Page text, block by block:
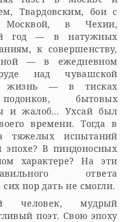
в Чехии,
год — в натужных
к совершенству,
— в ежедневном
жизнь — в тисках
бытовых
и жалоб… Ухсай был
времени. Тогда в
испытаний
эти
ответа
пор дать не смогли.
человек, мудрый
поэт. Свою эпоху